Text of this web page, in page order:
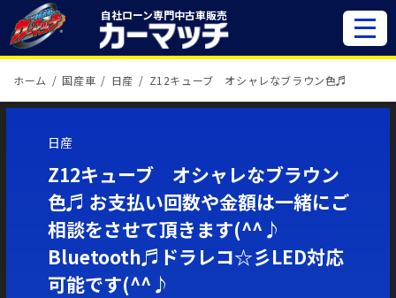
自社ローン専門中古車販売
ホーム 国産車 日産 Z12キューブ オシャレなブラウン色♬
日産
Z12キューブ オシャレなブラウン
色♬ お支払い回数や金額は一緒にご
相談をさせて頂きます(^^♪
Bluetooth♬ドラレコ☆彡LED対応
可能です(^^♪